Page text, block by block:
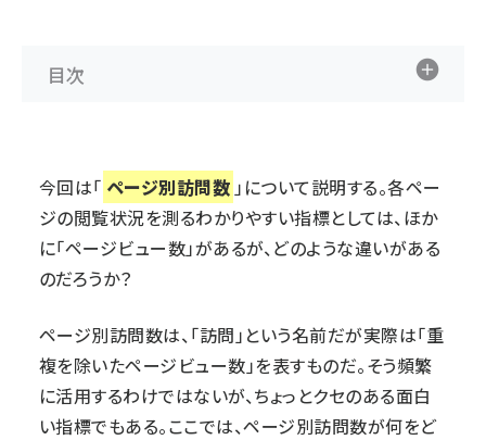
目次
今回は「 ページ別訪問数」について説明する。各ペー
ジの閲覧状況を測るわかりやすい指標としては、ほか
に「ページビュー数」があるが、どのような違いがある
のだろうか？
ページ別訪問数は、「訪問」という名前だが実際は「重
複を除いたページビュー数」を表すものだ。そう頻繁
に活用するわけではないが、ちょっとクセのある面白
い指標でもある。ここでは、ページ別訪問数が何をど